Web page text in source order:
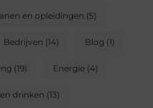
en opleidingen (5)
Bedrijven (14) Blog (1)
(19) Energie(4)
drinken (13)